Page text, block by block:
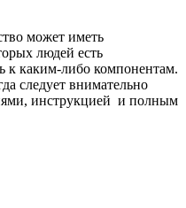
может иметь
людей есть
к каким-либо компонентам.
следует внимательно
инструкцией и полным